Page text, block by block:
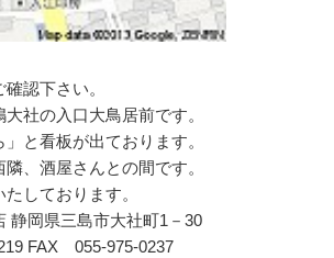
認下さい。
社の入口大鳥居前です。
」と看板が出ております。
、酒屋さんとの間です。
しております。
静岡県三島市大社町1－30
FAX 055-975-0237